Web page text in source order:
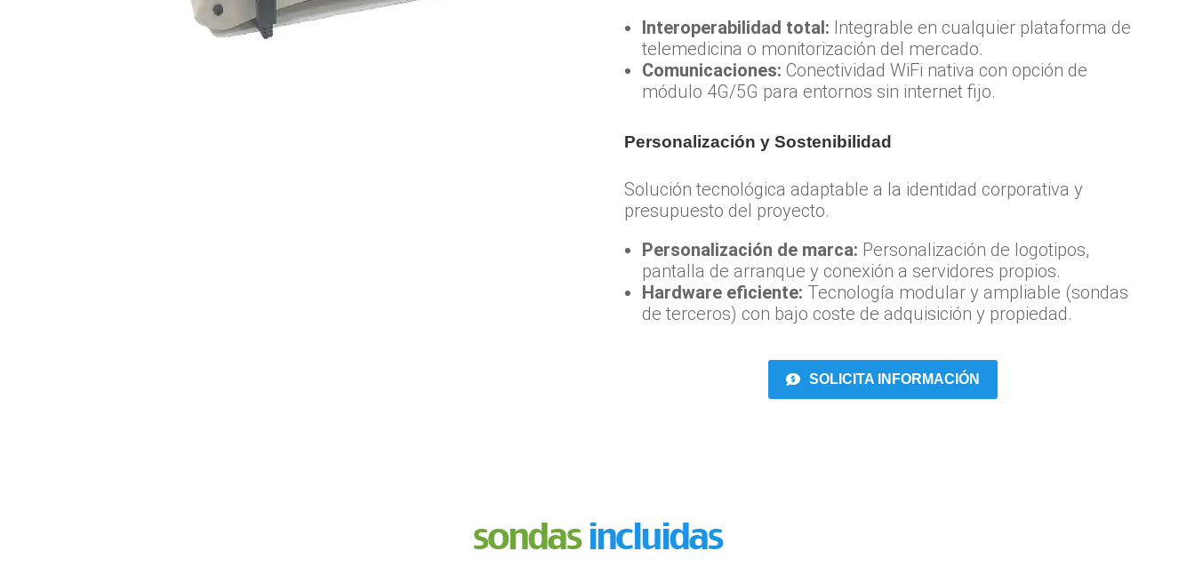
Interoperabilidad total: Integrable en cualquier plataforma de
telemedicina o monitorización del mercado.
Comunicaciones: Conectividad WiFi nativa con opción de
módulo 4G/5G para entornos sin internet fijo.
Personalización y Sostenibilidad
Solución tecnológica adaptable a la identidad corporativa y
presupuesto del proyecto.
Personalización de marca: Personalización de logotipos,
pantalla de arranque y conexión a servidores propios.
Hardware eficiente: Tecnología modular y ampliable (sondas
de terceros) con bajo coste de adquisición y propiedad.
SOLICITA INFORMACIÓN
sondasincluidas